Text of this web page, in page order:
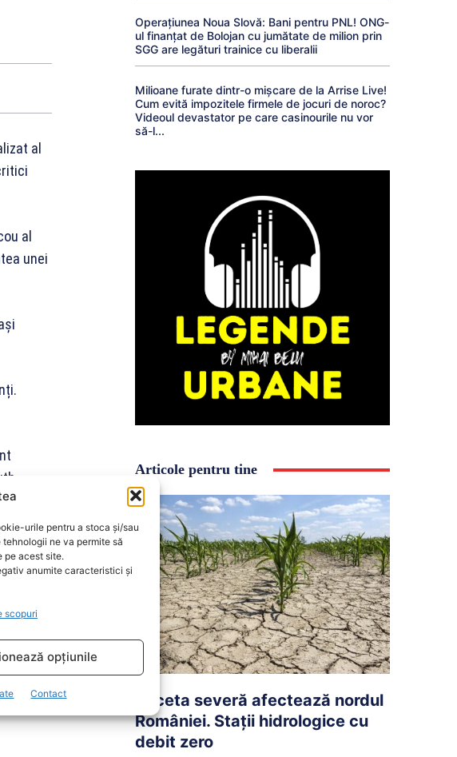
urile pentru a stoca și/sau
ne va permite să
pe acest site.
anumite caracteristici și
scopuri
opțiunile
Contact
al
al
unei
Operațiunea Noua Slovă: Bani pentru PNL! ONG-
ul finanțat de Bolojan cu jumătate de milion prin
SGG are legături trainice cu liberalii
Milioane furate dintr-o mișcare de la Arrise Live!
Cum evită impozitele firmele de jocuri de noroc?
Videoul devastator pe care casinourile nu vor
să-l...
Articole pentru tine
Seceta severă afectează nordul
României. Stații hidrologice cu
debit zero